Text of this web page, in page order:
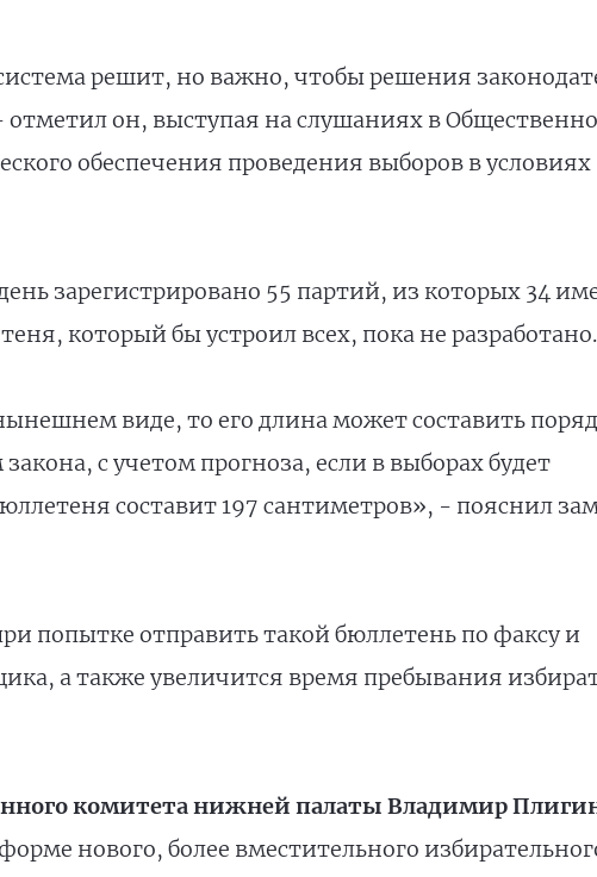
решит, но важно, чтобы решения
он, выступая на слушаниях в
обеспечения проведения выборов в условиях
зарегистрировано 55 партий, из которых 34
который бы устроил всех, пока не разработано.
виде, то его длина может составить
с учетом прогноза, если в выборах будет
составит 197 сантиметров», - пояснил
попытке отправить такой бюллетень по факсу и
а также увеличится время пребывания
комитета нижней палаты Владимир
нового, более вместительного